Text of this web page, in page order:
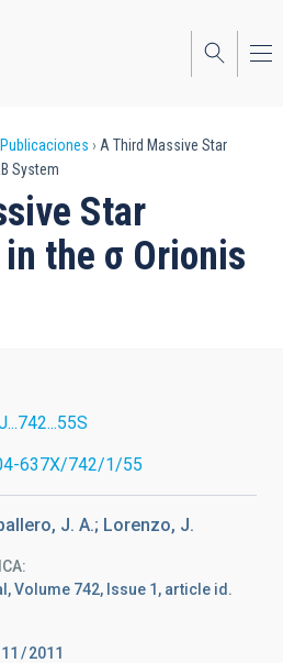
Publicaciones
A Third Massive Star
System
Star
the σ Orionis
637X/742/1/55
J. A.; Lorenzo, J.
Volume 742, Issue 1, article id.
11 2011